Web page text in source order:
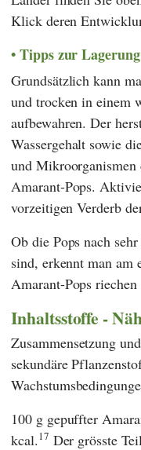
Klick deren
Tipps zur Lagerung
Grundsätzlich kann
und trocken in einem
aufbewahren. Der
Wassergehalt sowie
und
Amarant-Pops.
vorzeitigen Verderb
Ob die Pops nach
sind, erkennt man am
Amarant-Pops
Inhaltsstoffe -
Zusammensetzung
sekundäre
100 g gepuffter
kcal.17 Der grösste